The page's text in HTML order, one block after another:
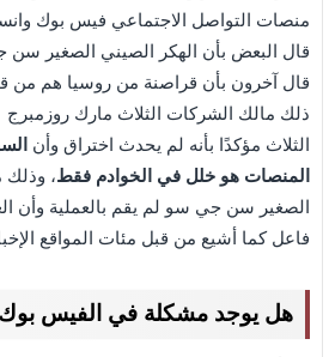
منصات التواصل الاجتماعي فيس بوك
قال البعض بأن الهكر الصيني الصغير سن
قال آخرون بأن قراصنة من روسيا هم من
ذلك مالك الشركات الثلاث مارك
الثلاث مؤكدًا بأنه لم يحدث اختراق وأن
المنصات هو خلل في الخوادم فقط، وذلك
الصغير سن جي سو لم يقم بالعملية وأن
فاعل كما أشيع من قبل مئات المواقع
هل يوجد مشكلة في الفيس بوك